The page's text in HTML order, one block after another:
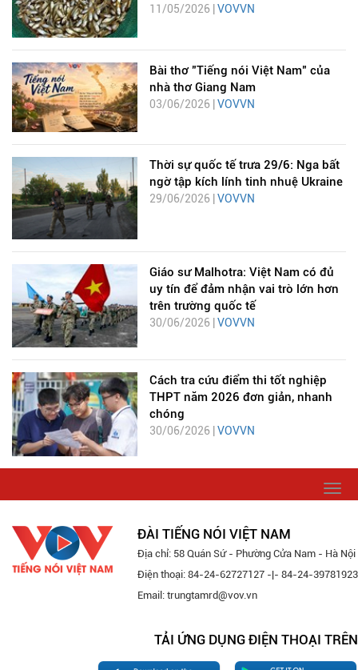
11/05/2026 | VOVVN
Bài thơ "Tiếng nói Việt Nam" của
nhà thơ Giang Nam
03/06/2026 | VOVVN
Thời sự quốc tế trưa 29/6: Nga bất
ngờ tập kích lính tinh nhuệ Ukraine
29/06/2026 | VOVVN
Giáo sư Malhotra: Việt Nam có đủ
uy tín để đảm nhận vai trò lớn hơn
trên trường quốc tế
30/06/2026 | VOVVN
Cách tra cứu điểm thi tốt nghiệp
THPT năm 2026 đơn giản, nhanh
chóng
30/06/2026 | VOVVN
ĐÀI TIẾNG NÓI VIỆT NAM
Địa chỉ: 58 Quán Sứ - Phường Cửa Nam - Hà Nội
Điện thoại: 84-24-62727127 -|- 84-24-39781923
Email: trungtamrd@vov.vn
TẢI ỨNG DỤNG ĐIỆN THOẠI TRÊN